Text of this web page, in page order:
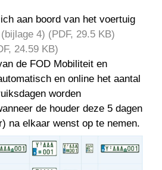
aan boord van het voertuig
(bijlage 4) (PDF, 29.5 KB)
24.59 KB)
de FOD Mobiliteit en
en online het aantal
worden
de houder deze 5 dagen
na elkaar wenst op te nemen.